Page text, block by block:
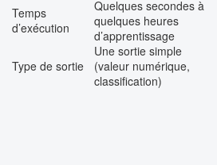
Temps
d’exécution
Quelques secondes à
quelques heures
d’apprentissage
Type de sortie
Une sortie simple
(valeur numérique,
classification)